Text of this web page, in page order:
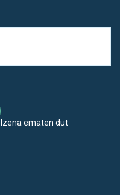
Izena ematen dut